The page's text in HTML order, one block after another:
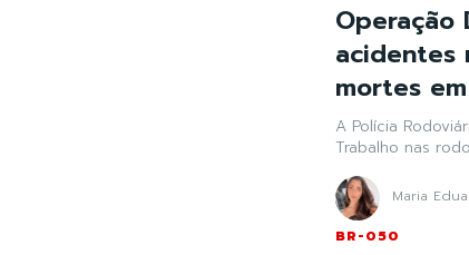
Operação
acidentes
mortes
A Polícia
Trabalho nas
Maria
BR-050